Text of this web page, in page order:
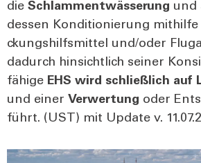
die Schlamm­ent­wäs­se­rung und
des­sen Kon­di­tio­nie­rung
ckungs­hilfs­mit­tel und/oder
dadurch hin­sicht­lich sei­ner
fä­hi­ge EHS wird schließ­lich auf
und einer Ver­wer­tung oder
führt. (UST) mit Update v.